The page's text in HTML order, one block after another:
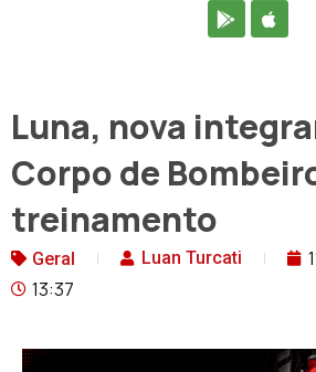
Luna, nova
Corpo de
treinamento
Geral Luan Turcati
13:37